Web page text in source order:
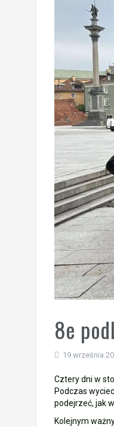
8e
19 września
Cztery dni w
Podczas
podejrzeć, jak
Kolejnym